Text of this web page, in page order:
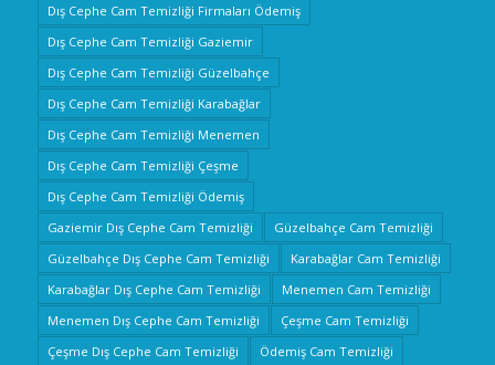
Dış Cephe Cam Temizliği Firmaları Ödemiş
Dış Cephe Cam Temizliği Gaziemir
Dış Cephe Cam Temizliği Güzelbahçe
Dış Cephe Cam Temizliği Karabağlar
Dış Cephe Cam Temizliği Menemen
Dış Cephe Cam Temizliği Çeşme
Dış Cephe Cam Temizliği Ödemiş
Gaziemir Dış Cephe Cam Temizliği
Güzelbahçe Cam Temizliği
Güzelbahçe Dış Cephe Cam Temizliği
Karabağlar Cam Temizliği
Karabağlar Dış Cephe Cam Temizliği
Menemen Cam Temizliği
Menemen Dış Cephe Cam Temizliği
Çeşme Cam Temizliği
Çeşme Dış Cephe Cam Temizliği
Ödemiş Cam Temizliği